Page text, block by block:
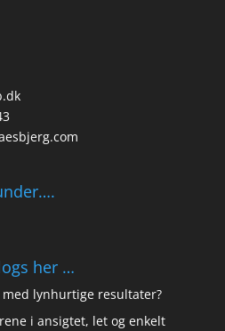
her …
lynhurtige resultater?
i ansigtet, let og enkelt